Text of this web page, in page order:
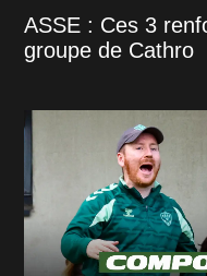
ASSE : Ces 3
groupe de Cathro